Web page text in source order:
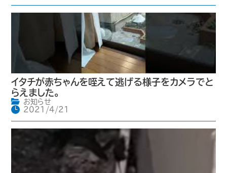
イタチが赤ちゃんを咥えて逃げる様子をカメラでと
らえました。
お知らせ
2021/4/21